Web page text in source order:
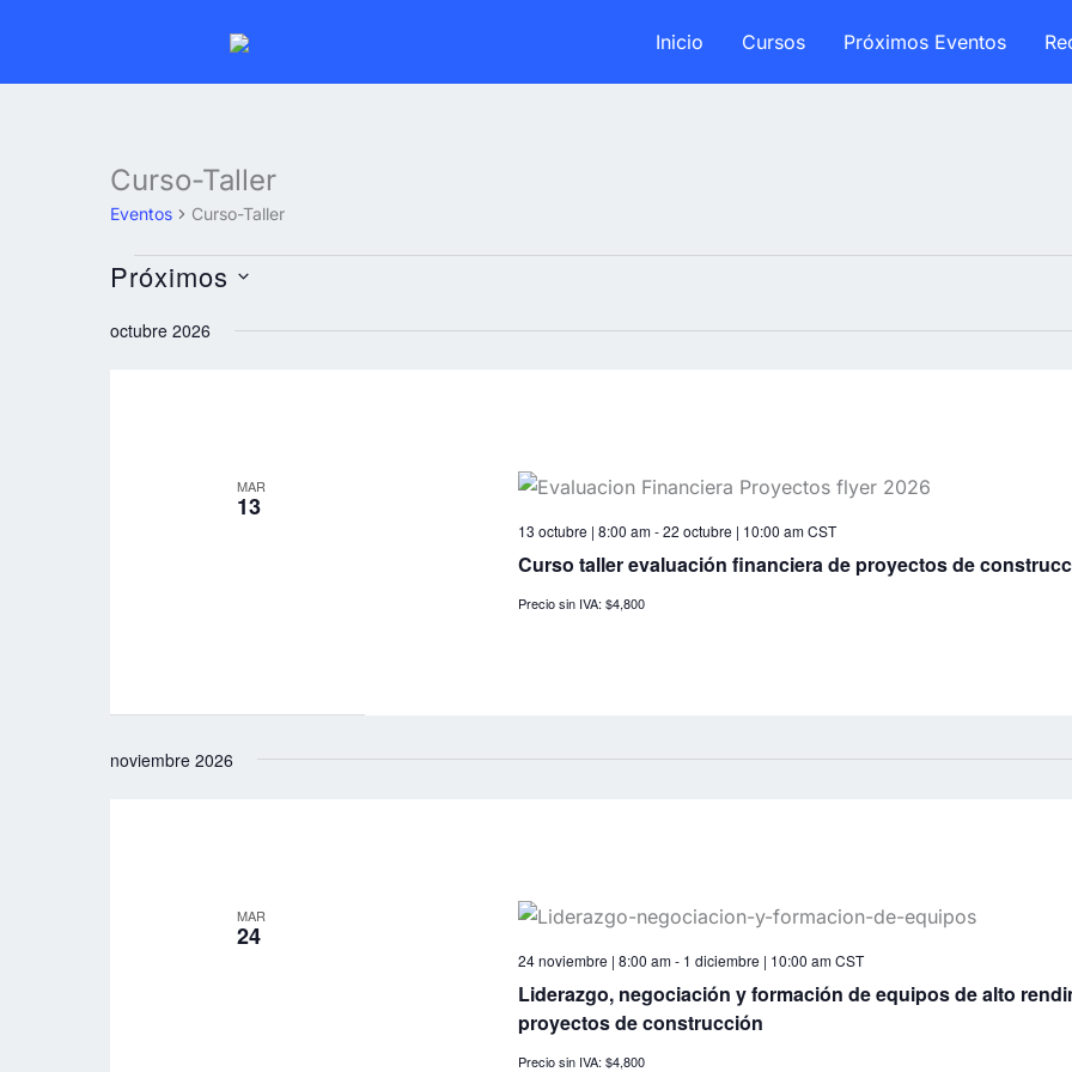
Inicio Cursos Próximos Eventos
Curso-Taller
Eventos Curso-Taller
Eventos
Próximos
la
octubre 2026
MAR
13
Curso taller evaluación financiera de proyectos de
13 octubre | 8:00 am-22 octubre | 10:00 amCST
Precio sin IVA: $4,800
noviembre 2026
MAR
24
Liderazgo, negociación y formación de equipos de alto
proyectos de construcción
24 noviembre | 8:00 am- 1 diciembre | 10:00 amCST
Precio sin IVA: $4,800